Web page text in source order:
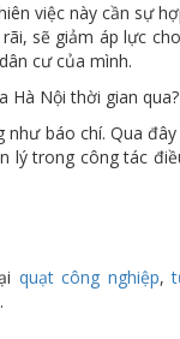
việc này cần sự
sẽ giảm áp lực
cư của mình.
Hà Nội thời gian qua?
như báo chí. Qua
lý trong công tác
quạt công nghiệp,